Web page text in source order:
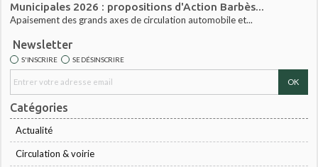
Municipales 2026 : propositions d'Action Barbès...
Apaisement des grands axes de circulation automobile et...
Newsletter
S'INSCRIRE SE DÉSINSCRIRE
Catégories
Actualité
Circulation & voirie